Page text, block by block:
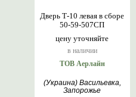
цену уточняйте
в наличии
Дверь Т-10 левая в сборе
50-59-507СП
ТОВ Аерлайн
(Украина) Васильевка,
Запорожье